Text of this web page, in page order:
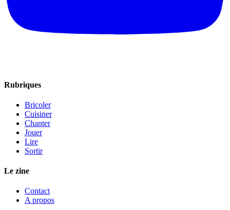
Rubriques
Bricoler
Cuisiner
Chanter
Jouer
Lire
Sortir
Le zine
Contact
A propos